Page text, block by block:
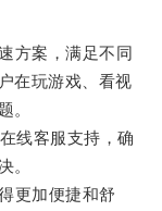
方案，满足不同
在玩游戏、看视
。
线客服支持，确
。
更加便捷和舒